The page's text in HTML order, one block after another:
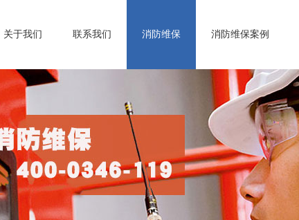
关于我们 联系我们 消防维保 消防维保案例